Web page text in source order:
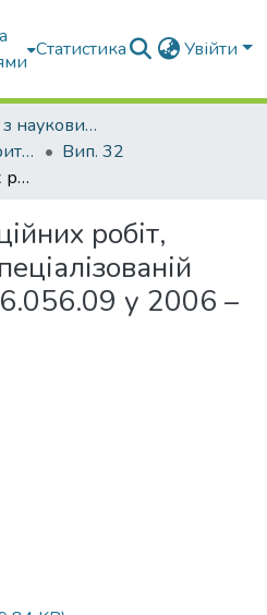
Статистика Увійти
Вибрані статті з наукових збірників КНУБА
Містобудування та територіальне планування
Вип. 32
Аналіз дисертаційних робіт, захищенних у спеціалізованій вченій раді Д 26.056.09 у 2006 – 2008 рр.
робіт,
у 2006 –